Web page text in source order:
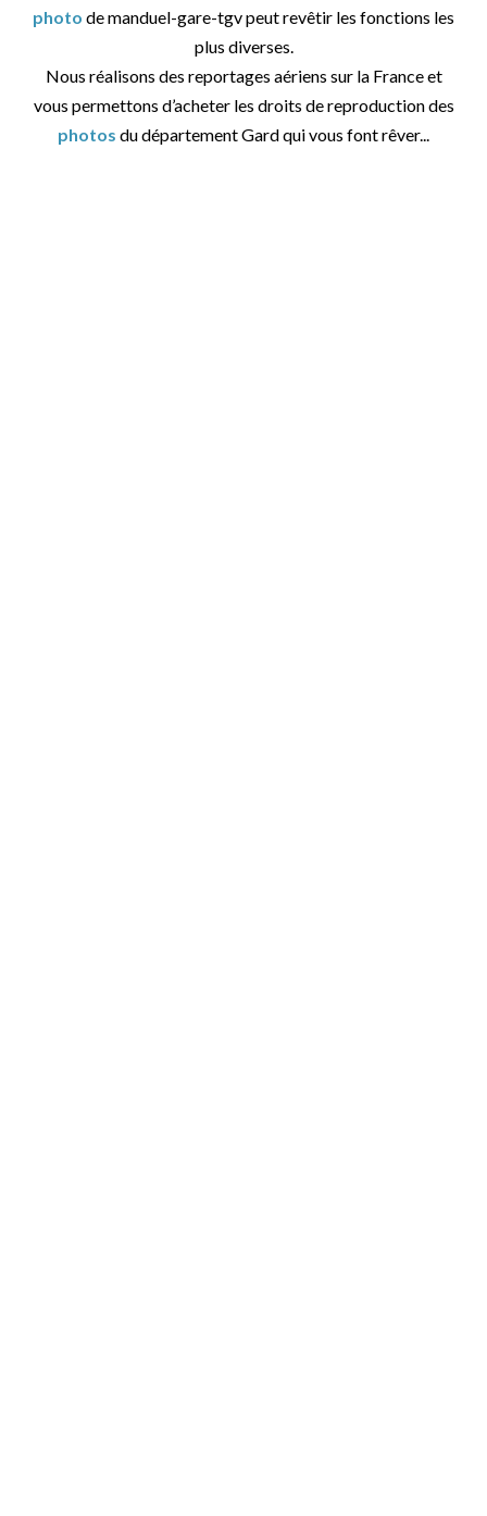
photo de manduel-gare-tgv peut revêtir les fonctions les
plus diverses.
Nous réalisons des reportages aériens sur la France et
vous permettons d’acheter les droits de reproduction des
photos du département Gard qui vous font rêver...